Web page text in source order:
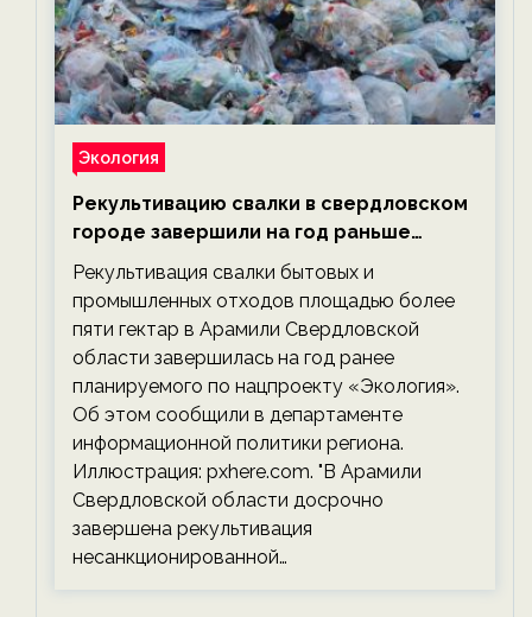
Экология
Рекультивацию свалки в свердловском
городе завершили на год раньше
планируемого срока — новости
экологии на ECOportal
Рекультивация свалки бытовых и
промышленных отходов площадью более
пяти гектар в Арамили Свердловской
области завершилась на год ранее
планируемого по нацпроекту «Экология».
Об этом сообщили в департаменте
информационной политики региона.
Иллюстрация: pxhere.com. "В Арамили
Свердловской области досрочно
завершена рекультивация
несанкционированной…